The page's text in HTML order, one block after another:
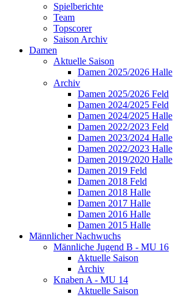
Spielberichte
Team
Topscorer
Saison Archiv
Damen
Aktuelle Saison
Damen 2025/2026 Halle
Archiv
Damen 2025/2026 Feld
Damen 2024/2025 Feld
Damen 2024/2025 Halle
Damen 2022/2023 Feld
Damen 2023/2024 Halle
Damen 2022/2023 Halle
Damen 2019/2020 Halle
Damen 2019 Feld
Damen 2018 Feld
Damen 2018 Halle
Damen 2017 Halle
Damen 2016 Halle
Damen 2015 Halle
Männlicher Nachwuchs
Männliche Jugend B - MU 16
Aktuelle Saison
Archiv
Knaben A - MU 14
Aktuelle Saison